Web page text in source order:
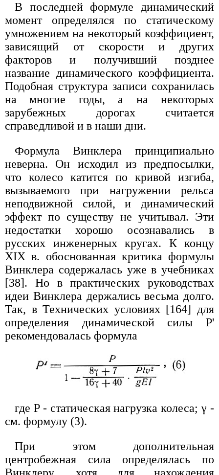
В последней формуле динамический
момент определялся по статическому
умножением на некоторый коэффициент,
зависящий от скорости и других
факторов и получивший позднее
название динамического коэффициента.
Подобная структура записи сохранилась
на многие годы, а на некоторых
зарубежных дорогах считается
справедливой и в наши дни.
Формула Винклера принципиально
неверна. Он исходил из предпосылки,
что колесо катится по кривой изгиба,
вызываемого при нагружении рельса
неподвижной силой, и динамический
эффект по существу не учитывал. Эти
недостатки хорошо осознавались в
русских инженерных кругах. К концу
XIX в. обоснованная критика формулы
Винклера содержалась уже в учебниках
[38]. Но в практических руководствах
идеи Винклера держались весьма долго.
Так, в Технических условиях [164] для
определения динамической силы P'
рекомендовалась формула
где P - статическая нагрузка колеса; γ -
см. формулу (3).
При этом дополнительная
центробежная сила определялась по